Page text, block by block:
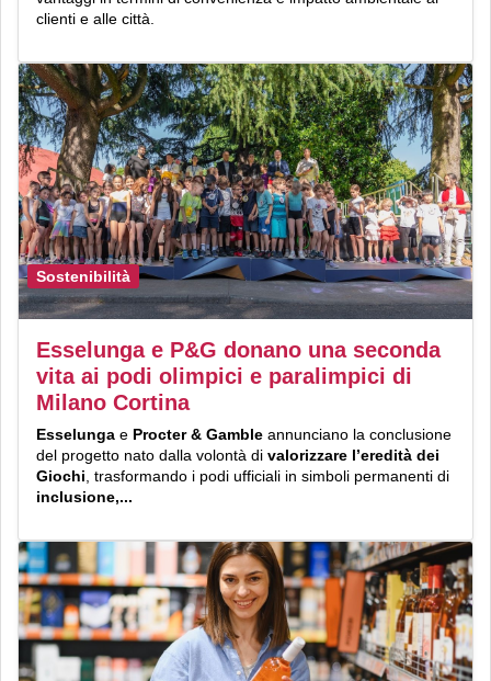
clienti e alle città.
Sostenibilità
Esselunga e P&G donano una seconda
vita ai podi olimpici e paralimpici di
Milano Cortina
Esselunga e Procter & Gamble annunciano la conclusione
del progetto nato dalla volontà di valorizzare l’eredità dei
Giochi , trasformando i podi ufficiali in simboli permanenti di
inclusione,...